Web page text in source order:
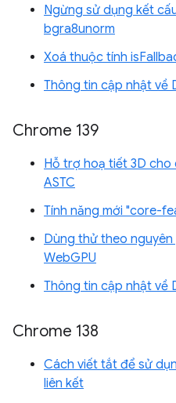
Ngừng sử dụng kết
bgra8unorm
Xoá thuộc tính
Thông tin cập nhật về
Chrome 139
Hỗ trợ hoạ tiết 3D cho
ASTC
Tính năng mới "core-
Dùng thử theo
WebGPU
Thông tin cập nhật về
Chrome 138
Cách viết tắt để sử
liên kết